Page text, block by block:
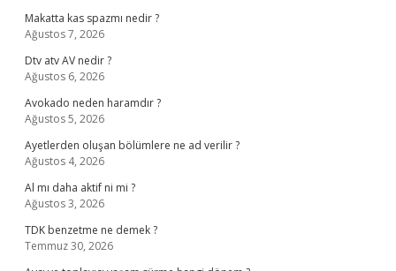
Makatta kas spazmı nedir ?
Ağustos 7, 2026
Dtv atv AV nedir ?
Ağustos 6, 2026
Avokado neden haramdır ?
Ağustos 5, 2026
Ayetlerden oluşan bölümlere ne ad verilir ?
Ağustos 4, 2026
Al mı daha aktif ni mi ?
Ağustos 3, 2026
TDK benzetme ne demek ?
Temmuz 30, 2026